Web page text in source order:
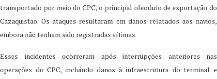
transportado por meio do CPC, o principal oleoduto de exportação do
Cazaquistão. Os ataques resultaram em danos relatados aos navios,
embora não tenham sido registradas vítimas.
Esses incidentes ocorreram após interrupções anteriores nas
operações do CPC, incluindo danos à infraestrutura do terminal e